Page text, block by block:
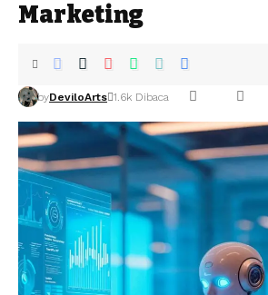
Marketing
byDeviloArts 1.6k Dibaca